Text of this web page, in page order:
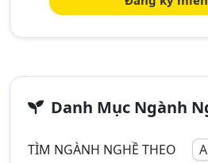
Danh Mục Ngành
TÌM NGÀNH NGHỀ THEO A